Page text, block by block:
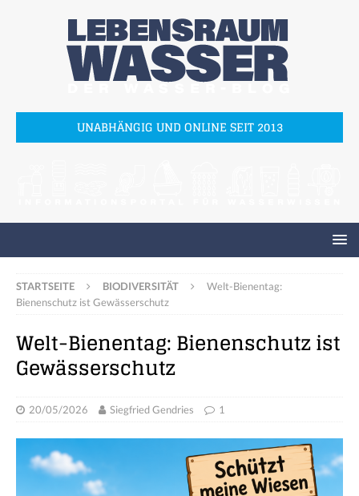
UNABHÄNGIG UND ONLINE SEIT 2013
STARTSEITE BIODIVERSITÄT
Welt-Bienentag:
Bienenschutz ist Gewässerschutz
Welt-Bienentag: Bienenschutz ist
Gewässerschutz
20/05/2026 Siegfried Gendries 1